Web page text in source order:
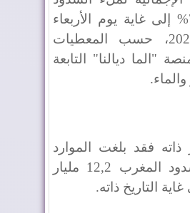
بالمملكة 70,6% إلى غاية يوم الأربعاء
11 مارس 2026، حسب المعطيات
"الما ديالنا" التابعة
فقد بلغت الموارد
المائية في سدود المغرب 12,2 مليار
التاريخ ذاته.